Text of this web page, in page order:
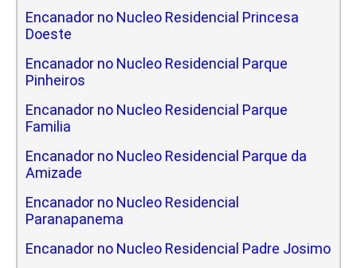
Encanador no Nucleo Residencial Princesa
Doeste
Encanador no Nucleo Residencial Parque
Pinheiros
Encanador no Nucleo Residencial Parque
Familia
Encanador no Nucleo Residencial Parque da
Amizade
Encanador no Nucleo Residencial
Paranapanema
Encanador no Nucleo Residencial Padre Josimo